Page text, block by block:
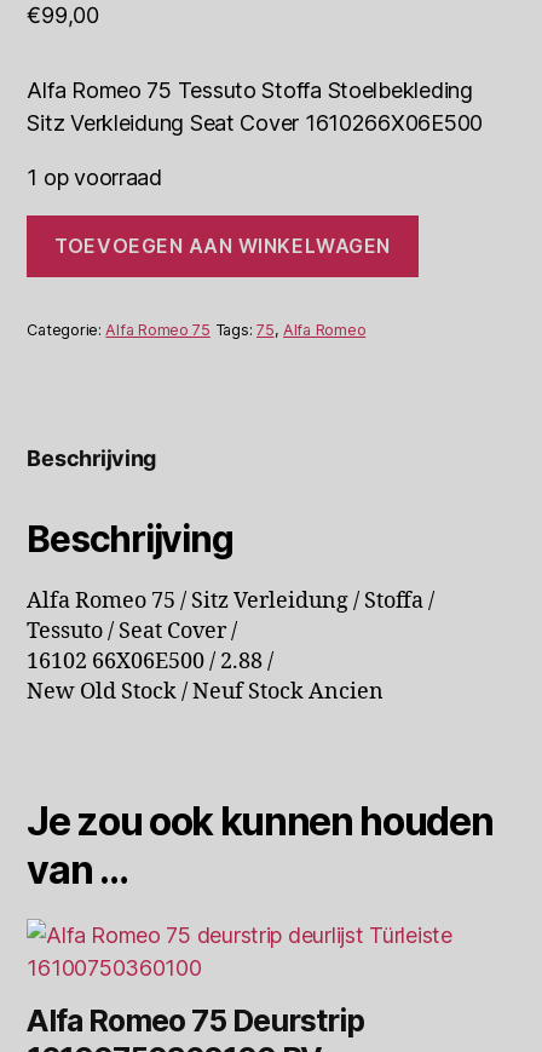
€99,00
Alfa Romeo 75 Tessuto Stoffa Stoelbekleding
Sitz Verkleidung Seat Cover 1610266X06E500
1 op voorraad
Romeo
75
Stoelbekleding
16102
TOEVOEGEN AAN WINKELWAGEN
Categorie:Alfa Romeo 75 Tags:75, Alfa Romeo
Beschrijving
Beschrijving
Alfa Romeo 75 / Sitz Verleidung / Stoffa /
Tessuto / Seat Cover /
16102 66X06E500 / 2.88 /
New Old Stock / Neuf Stock Ancien
Je zou ook kunnen houden
van …
Alfa Romeo 75 Deurstrip